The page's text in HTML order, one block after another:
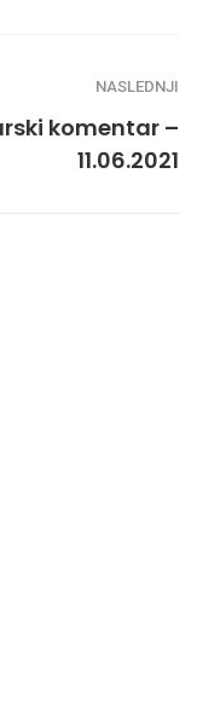
NASLEDNJI
komentar –
11.06.2021